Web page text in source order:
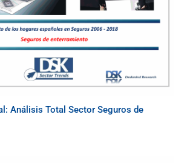
Análisis Total Sector Seguros de